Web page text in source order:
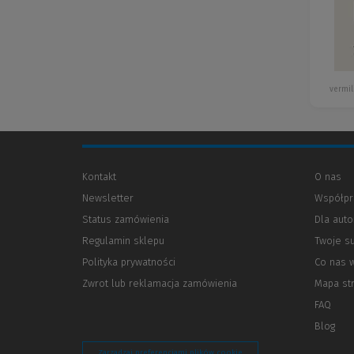
Kontakt
Newsletter
Status zamówienia
Regulamin sklepu
Polityka prywatności
innej
Zwrot lub reklamacja zamówienia
O nas
Dla
Twoje
Co nas
Mapa
FAQ
Blog